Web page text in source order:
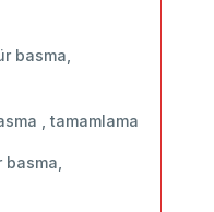
basma,
, tamamlama